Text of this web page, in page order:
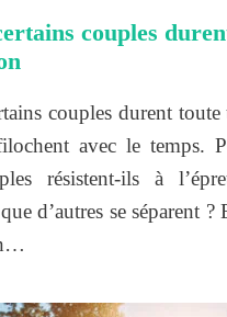
couples
couples durent toute
avec le temps.
résistent-ils à
d’autres se séparent ?